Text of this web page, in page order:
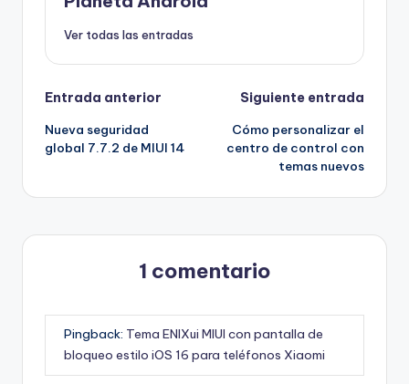
Ver todas las entradas
Navegación
de
Entrada anterior
Nueva seguridad
global 7.7.2 de MIUI 14
Siguiente entrada
Cómo personalizar el
centro de control con
temas nuevos
1 comentario
Pingback: Tema ENIXui MIUI con pantalla de
bloqueo estilo iOS 16 para teléfonos Xiaomi